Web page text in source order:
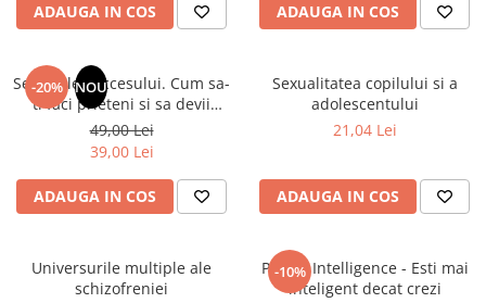
Minte Corp
Numerologie
Paranormal
Parapsihologie
Ramtha
Audiobook
ADAUGA IN COS ADAUGA IN COS
-20% NOU
Secretele succesului. Cum sa-
ti faci prieteni si sa devii
influent
49,00 Lei
39,00 Lei
ADAUGA IN COS
Sexualitatea copilului si a
adolescentului
21,04 Lei
ADAUGA IN COS
Universurile multiple ale
schizofreniei
-10%
Primal Intelligence - Esti mai
inteligent decat crezi